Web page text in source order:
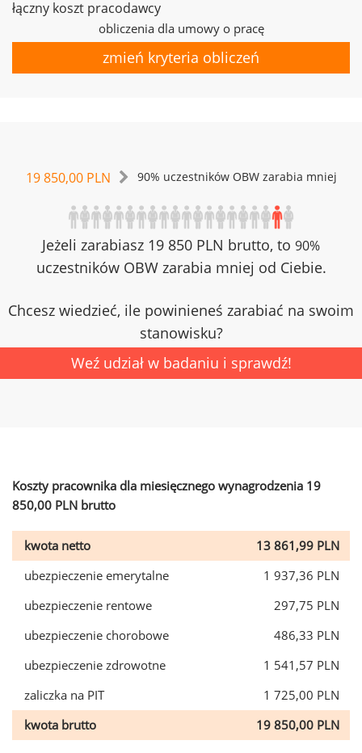
łączny koszt pracodawcy
obliczenia dla umowy o pracę
zmień kryteria obliczeń
19 850,00 PLN 90% uczestników OBW zarabia mniej
Jeżeli zarabiasz 19 850 PLN brutto, to 90%
uczestników OBW zarabia mniej od Ciebie.
Chcesz wiedzieć, ile powinieneś zarabiać na swoim
stanowisku?
Weź udział w badaniu i sprawdź!
Koszty pracownika dla miesięcznego wynagrodzenia 19
850,00 PLN brutto
kwota netto
13 861,99 PLN
ubezpieczenie emerytalne
1 937,36 PLN
ubezpieczenie rentowe
297,75 PLN
ubezpieczenie chorobowe
486,33 PLN
ubezpieczenie zdrowotne
1 541,57 PLN
zaliczka na PIT
1 725,00 PLN
kwota brutto
19 850,00 PLN